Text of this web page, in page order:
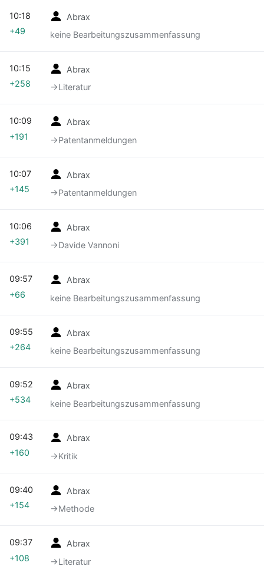
Abrax
keine Bearbeitungszusammenfassung
10:18
+49
Abrax
→‎Literatur
10:15
+258
Abrax
→‎Patentanmeldungen
10:09
+191
Abrax
→‎Patentanmeldungen
10:07
+145
Abrax
→‎Davide Vannoni
10:06
+391
Abrax
keine Bearbeitungszusammenfassung
09:57
+66
Abrax
keine Bearbeitungszusammenfassung
09:55
+264
Abrax
keine Bearbeitungszusammenfassung
09:52
+534
Abrax
→‎Kritik
09:43
+160
Abrax
→‎Methode
09:40
+154
Abrax
→‎Literatur
09:37
+108